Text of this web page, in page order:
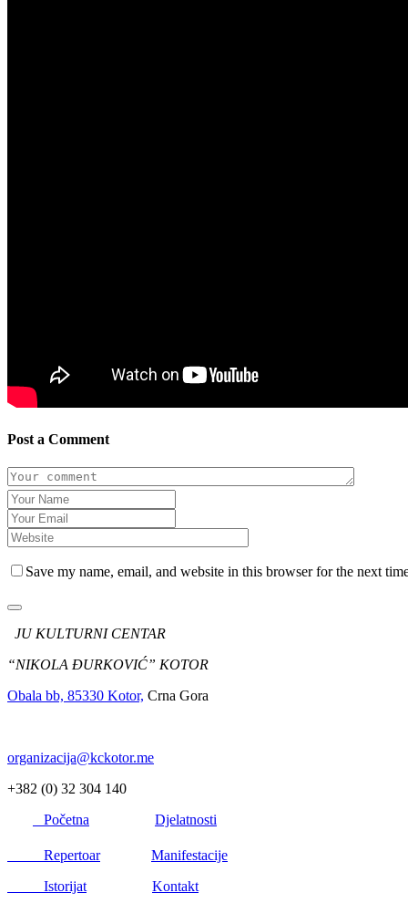
Post a Comment
Save my name, email, and website in this browser for the next
JU KULTURNI CENTAR
“NIKOLA ĐURKOVIĆ” KOTOR
Obala bb, 85330 Kotor, Crna Gora
organizacija@kckotor.me
+382 (0) 32 304 140
Početna
Djelatnosti
Repertoar
Manifestacije
Istorijat
Kontakt